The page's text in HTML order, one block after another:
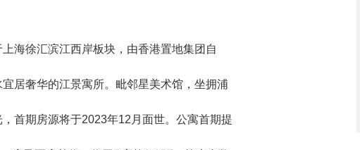
海徐汇滨江西岸板块，由香港置地集团自
居奢华的江景寓所。毗邻星美术馆，坐拥浦
首期房源将于2023年12月面世。公寓首期提